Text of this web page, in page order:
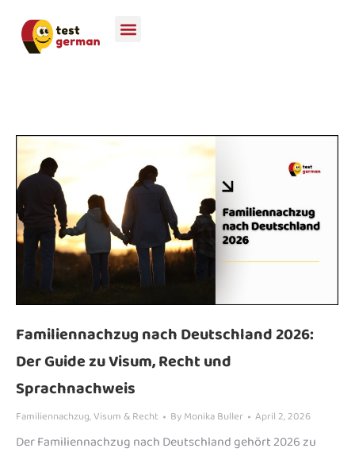
Familiennachzug nach Deutschland 2026:
Der Guide zu Visum, Recht und
Sprachnachweis
Familiennachzug,Visum & Recht ByMonika Buller April 2, 2026
Der Familiennachzug nach Deutschland gehört 2026 zu